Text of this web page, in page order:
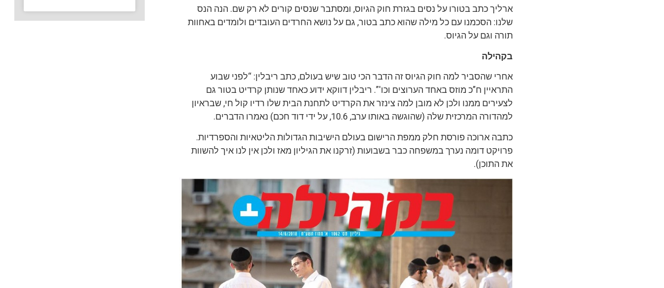
ארליך כתב בטורו על נסים בגזרת חוק הגיוס, ומסתבר שנסים קורים לא רק שם. הנה הנס
שלנו: הסכמנו עם כל מילה שהוא כתב בטור, גם על נושא החרדים העובדים ולומדים באחוות
תורה וגם על הגיוס.
בקהילה
אחרי שהסביר למה חוק הגיוס זה הדבר הכי טוב שיש בעולם, כתב ריבלין: “לפני שבוע
התראיין ח”כ מוזס באחד הערוצים וכו'”. ריבלין דווקא ידוע כאחד שנותן קרדיט בטור גם
לצעירים ממנו ולכן לא מובן למה צינזר את הקרדיט לתחנת הבית שלו רדיו קול חי, שבראיון
למהדורה המרכזית שלה (שהוגשה באותו ערב, 10.6, על ידי דוד חכם) נאמרו הדברים.
כתבה ארוכה פורסת חלק ממפת הרישום בעולם הישיבות הגדולות הליטאיות והספרדיות.
פרויקט דומה נערך במשפחה כבר בשבועות (זרקנו את הגיליון מאז ולכן אין לנו איך להשוות
את התוכן).